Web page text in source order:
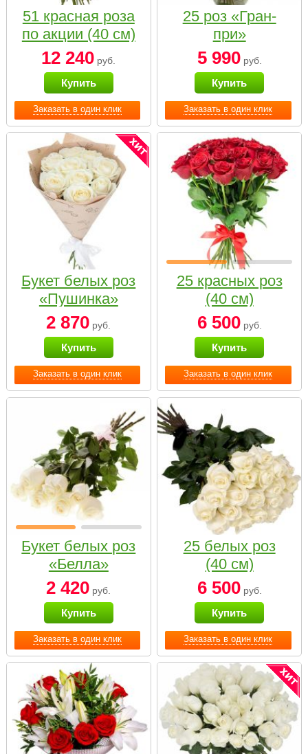
Заказать в один клик
51 красная роза
по акции (40 см)
12 240 руб.
Купить
Заказать в один клик
25 роз «Гран-
при»
5 990руб.
Купить
Заказать в один клик
Букет белых роз
«Пушинка»
2 870 руб.
Купить
Заказать в один клик
25 красных роз
(40 см)
6 500руб.
Купить
Заказать в один клик
Букет белых роз
«Белла»
2 420 руб.
Купить
Заказать в один клик
25 белых роз
(40 см)
6 500руб.
Купить